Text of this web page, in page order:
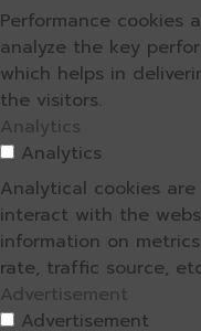
Performance cookies
analyze the key
which helps in
the visitors.
Analytics
Analytics
Analytical cookies
interact with the
information on
rate, traffic source,
Advertisement
Advertisement